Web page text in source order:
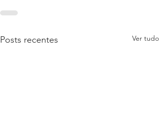
Posts recentes Ver tudo